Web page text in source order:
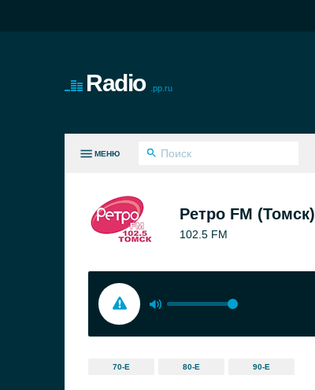
Radio .pp.ru
МЕНЮ
Ретро FM (Томск)
102.5 FM
70-Е 80-Е 90-Е